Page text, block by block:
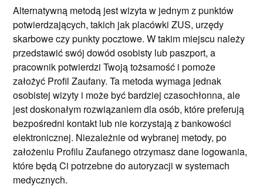
Alternatywną metodą jest wizyta w jednym z punktów
potwierdzających, takich jak placówki ZUS, urzędy
skarbowe czy punkty pocztowe. W takim miejscu należy
przedstawić swój dowód osobisty lub paszport, a
pracownik potwierdzi Twoją tożsamość i pomoże
założyć Profil Zaufany. Ta metoda wymaga jednak
osobistej wizyty i może być bardziej czasochłonna, ale
jest doskonałym rozwiązaniem dla osób, które preferują
bezpośredni kontakt lub nie korzystają z bankowości
elektronicznej. Niezależnie od wybranej metody, po
założeniu Profilu Zaufanego otrzymasz dane logowania,
które będą Ci potrzebne do autoryzacji w systemach
medycznych.